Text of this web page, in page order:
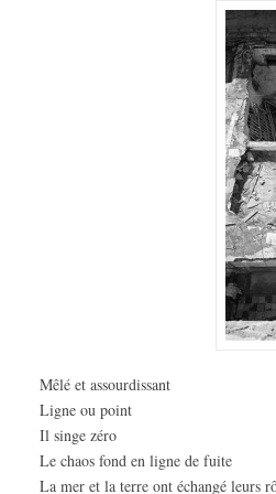
Mêlé et assourdissant
Ligne ou point
Il singe zéro
Le chaos fond en ligne de fuite
La mer et la terre ont échangé leurs